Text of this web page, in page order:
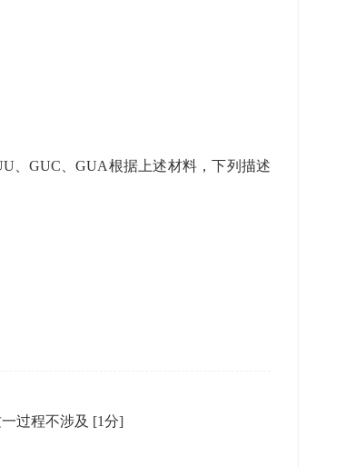
GUC、GUA根据上述材料，下列描述
过程不涉及 [1分]